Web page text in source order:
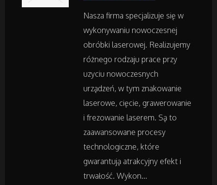
Materiały Reklamowe
Inne Agencje
Rekreacja
Imprezy Integracyjne
Hobby
Zajęcia Sportowe i Rekreacyjne
Nasza firma specjalizuje się w
wykonywaniu nowoczesnej
obróbki laserowej. Realizujemy
różnego rodzaju prace przy
uzyciu nowoczesnych
urządzeń, w tym znakowanie
laserowe, cięcie, grawerowanie
i frezowanie laserem. Są to
zaawansowane procesy
technologiczne, które
gwarantują atrakcyjny efekt i
trwałość. Wykon...